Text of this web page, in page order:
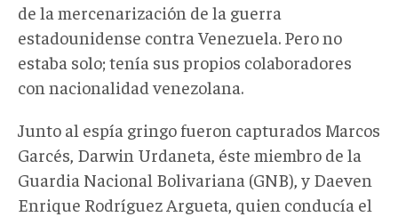
de la mercenarización de la guerra
estadounidense contra Venezuela. Pero no
estaba solo; tenía sus propios colaboradores
con nacionalidad venezolana.
Junto al espía gringo fueron capturados Marcos
Garcés, Darwin Urdaneta, éste miembro de la
Guardia Nacional Bolivariana (GNB), y Daeven
Enrique Rodríguez Argueta, quien conducía el